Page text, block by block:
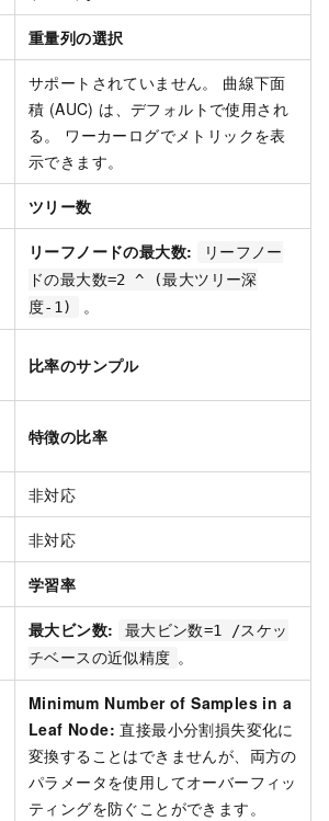
重量列の選択
サポートされていません。 曲線下面
積 (AUC) は、デフォルトで使用され
る。 ワーカーログでメトリックを表
示できます。
ツリー数
リーフノードの最大数:
リーフノー
ドの最大数=2 ^ (最大ツリー深
度-1)
。
比率のサンプル
特徴の比率
非対応
非対応
学習率
最大ビン数:
最大ビン数=1 /スケッ
チベースの近似精度 。
Minimum Number of Samples in a
Leaf Node: 直接最小分割損失変化に
変換することはできませんが、両方の
パラメータを使用してオーバーフィッ
ティングを防ぐことができます。